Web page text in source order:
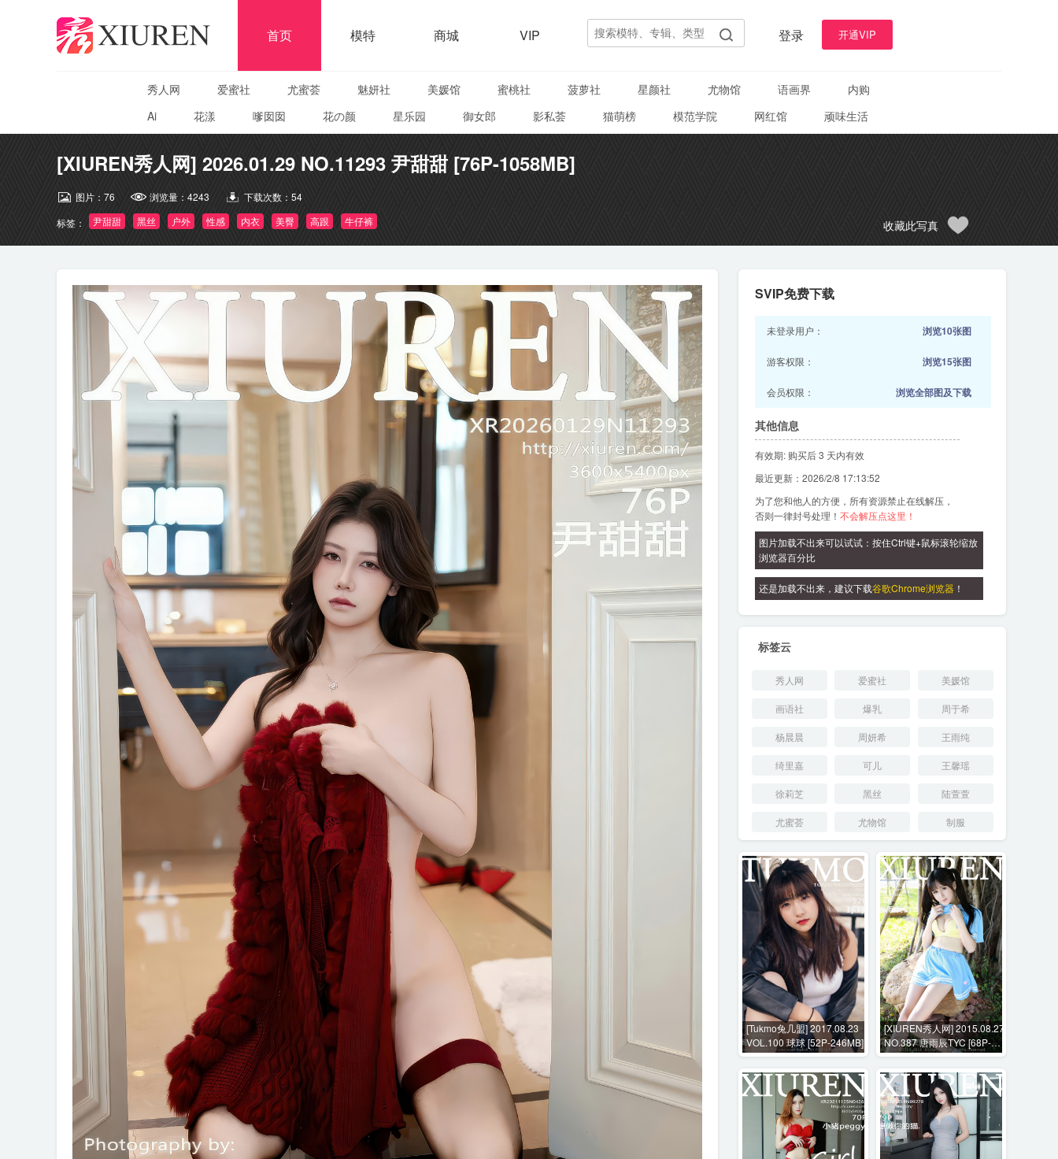
首页 模特 商城 VIP 登录 开通VIP
秀人网 爱蜜社 尤蜜荟 魅妍社 美媛馆 蜜桃社 菠萝社 星颜社 尤物馆 语画界
内购
Ai
花漾 嗲囡囡 花の颜 星乐园 御女郎 影私荟 猫萌榜 模范学院 网红馆 顽味生活
[XIUREN秀人网] 2026.01.29 NO.11293 尹甜甜 [76P-1058MB]
图片： 76 浏览量： 4243 下载次数： 54
标签：
尹甜甜 黑丝 户外 性感 内衣 美臀 高跟 牛仔裤 收藏此写真
SVIP免费下载
未登录用户： 浏览10张图
游客权限： 浏览15张图
会员权限： 浏览全部图及下载
其他信息
有效期: 购买后 3 天内有效
最近更新：2026/2/8 17:13:52
为了您和他人的方便，所有资源禁止在线解压，
否则一律封号处理！ 不会解压点这里！
图片加载不出来可以试试：按住Ctrl键+鼠标滚轮缩放
浏览器百分比
还是加载不出来，建议下载谷歌Chrome浏览器 ！
标签云
秀人网 爱蜜社 美媛馆
画语社 爆乳 周于希
杨晨晨 周妍希 王雨纯
绮里嘉 可儿 王馨瑶
徐莉芝 黑丝 陆萱萱
尤蜜荟 尤物馆 制服
[Tukmo兔几盟] 2017.08.23
VOL.100 球球 [52P-246MB]
[XIUREN秀人网] 2015.08.27
NO.387 唐雨辰TYC [68P-
261MB]